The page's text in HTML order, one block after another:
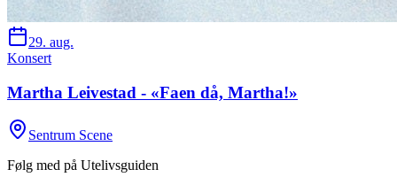
29. aug.
Konsert
Martha Leivestad - «Faen då, Martha!»
Sentrum Scene
Følg med på Utelivsguiden